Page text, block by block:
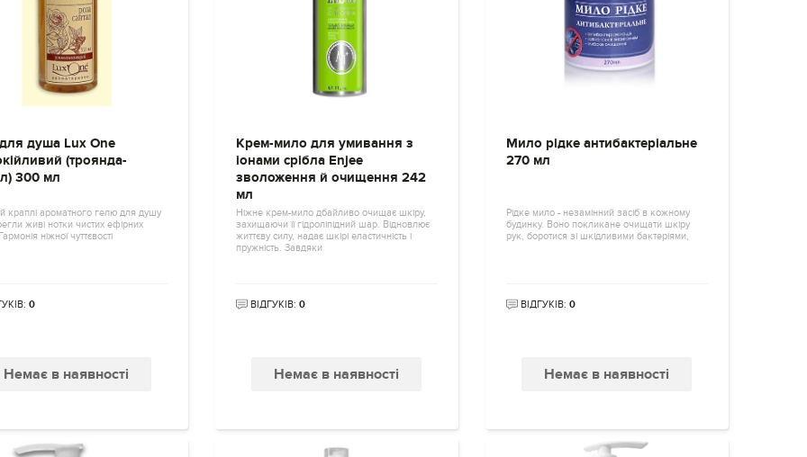
душа Lux One
(троянда-
300 мл
краплі ароматного гелю для душу
живі нотки чистих ефірних
ніжної чуттєвості
0
Немає в наявності
Крем-мило для умивання з
іонами срібла Enjee
зволоження й очищення 242
мл
Ніжне крем-мило дбайливо очищає шкіру,
захищаючи її гідроліпідний шар. Відновлює
життєву силу, надає шкірі еластичність і
пружність. Завдяки
ВІДГУКІВ: 0
Немає в наявності
Мило рідке антибактеріальне
270 мл
Рідке мило - незамінний засіб в кожному
будинку. Воно покликане очищати шкіру
рук, боротися зі шкідливими бактеріями,
ВІДГУКІВ: 0
Немає в наявності